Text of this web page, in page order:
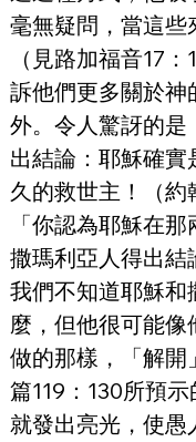
毫無疑問，當這些
（見路加福音17
訴他們更多關於神
外。令人驚訝的是
出結論：耶穌確
久的救世主！（約
「你認為耶穌在
撒瑪利亞人得出結
我們不知道耶穌和
麼，但他很可能
做的那樣，「解開
篇119：130所預
就發出亮光，使愚